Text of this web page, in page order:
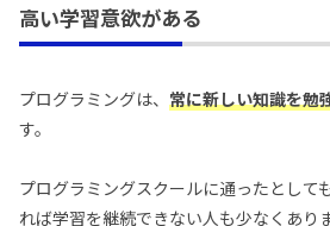
高い学習意欲がある
プログラミングは、 常に新しい知識を勉
す。
プログラミングスクールに通ったとして
れば学習を継続できない人も少なくあり